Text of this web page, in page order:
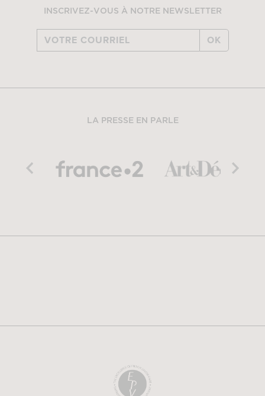
INSCRIVEZ-VOUS À NOTRE NEWSLETTER
OK
LA PRESSE EN PARLE